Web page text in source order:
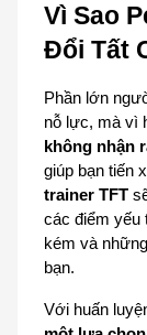
Vì Sao
Đổi Tất
Phần lớn
nỗ lực, mà vì
không nhận
giúp bạn tiến
trainer TFT
các điểm yếu
kém và
bạn.
Với huấn